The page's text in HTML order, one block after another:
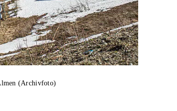
(Archivfoto)